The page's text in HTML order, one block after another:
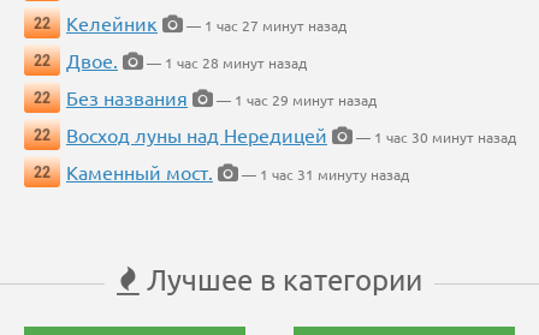
22
Келейник
— 1 час 27 минут назад
22
Двое.
— 1 час 28 минут назад
22
Без названия
— 1 час 29 минут назад
22
Восход луны над Нередицей
— 1 час 30 минут назад
22
Каменный мост. — 1 час 31 минуту назад
Лучшее в категории